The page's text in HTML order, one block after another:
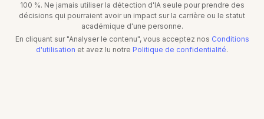
100 %. Ne jamais utiliser la détection d'IA seule pour prendre des
décisions qui pourraient avoir un impact sur la carrière ou le statut
académique d'une personne.
En cliquant sur "Analyser le contenu", vous acceptez nos Conditions
d'utilisation et avez lu notre Politique de confidentialité.